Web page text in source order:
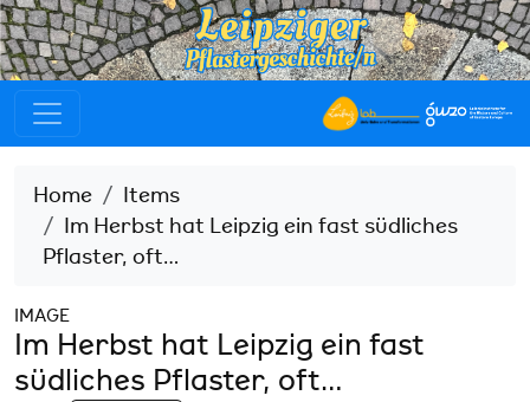
Home
Items
Im Herbst hat Leipzig ein fast südliches
Pflaster, oft…
IMAGE
Im Herbst hat Leipzig ein fast
südliches Pflaster, oft…